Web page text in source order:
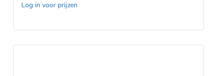
Log in voor prijzen